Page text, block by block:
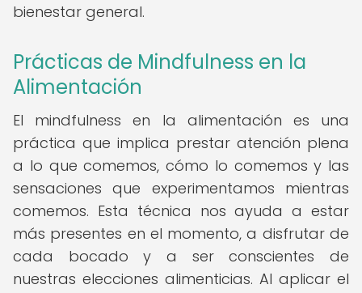
bienestar general.
Prácticas de Mindfulness en la
Alimentación
El mindfulness en la alimentación es una
práctica que implica prestar atención plena
a lo que comemos, cómo lo comemos y las
sensaciones que experimentamos mientras
comemos. Esta técnica nos ayuda a estar
más presentes en el momento, a disfrutar de
cada bocado y a ser conscientes de
nuestras elecciones alimenticias. Al aplicar el